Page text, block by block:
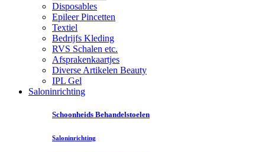
Disposables
Epileer Pincetten
Textiel
Bedrijfs Kleding
RVS Schalen etc.
Afsprakenkaartjes
Diverse Artikelen Beauty
IPL Gel
Saloninrichting
Schoonheids Behandelstoelen
Saloninrichting